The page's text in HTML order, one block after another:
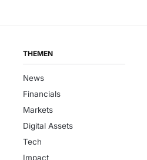
THEMEN
News
Financials
Markets
Digital Assets
Tech
Impact